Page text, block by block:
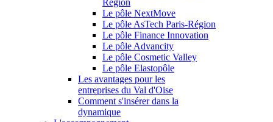
Région
Le pôle NextMove
Le pôle AsTech Paris-Région
Le pôle Finance Innovation
Le pôle Advancity
Le pôle Cosmetic Valley
Le pôle Elastopôle
Les avantages pour les
entreprises du Val d'Oise
Comment s'insérer dans la
dynamique